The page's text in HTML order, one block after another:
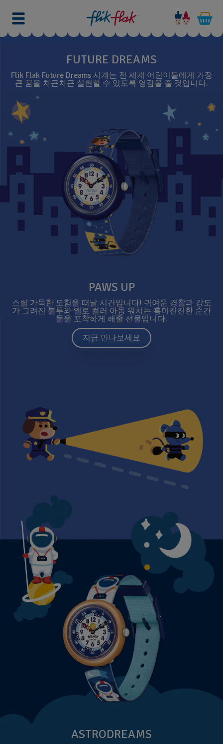
FUTURE DREAMS
Flik Flak Future Dreams 시계는 전 세계 어린이들에게 가장
큰 꿈을 차근차근 실현할 수 있도록 영감을 줄 것입니다.
PAWS UP
스릴 가득한 모험을 떠날 시간입니다! 귀여운 경찰과 강도
가 그려진 블루와 옐로 컬러 아동 워치는 흥미진진한 순간
들을 포착하게 해줄 선물입니다.
지금 만나보세요
ASTRODREAMS